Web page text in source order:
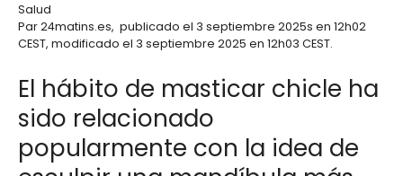
Salud
Par24matins.es, publicado el 3 septiembre 2025s en 12h02
CEST, modificado el 3 septiembre 2025 en 12h03 CEST.
El hábito de masticar chicle ha
sido relacionado
popularmente con la idea de